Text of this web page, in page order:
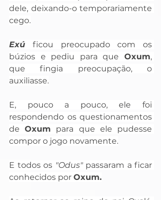
dele, deixando-o temporariamente
cego.
Exú ficou preocupado com os
búzios e pediu para que Oxum,
que fingia preocupação, o
auxiliasse.
E, pouco a pouco, ele foi
respondendo os questionamentos
de Oxum para que ele pudesse
compor o jogo novamente.
E todos os "Odus" passaram a ficar
conhecidos por Oxum.